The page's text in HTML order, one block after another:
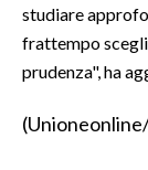
#CARAUNIONE
3 MINUTI CON
INSULARITÀ
studiare
frattempo
prudenza", ha